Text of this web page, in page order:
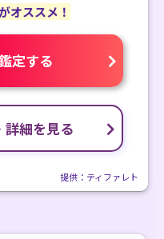
オススメ！
定する
詳細を見る
提供：ティファレト